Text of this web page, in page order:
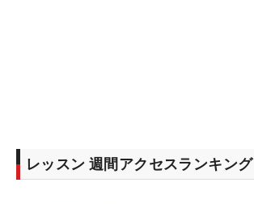
レッスン 週間アクセスランキング